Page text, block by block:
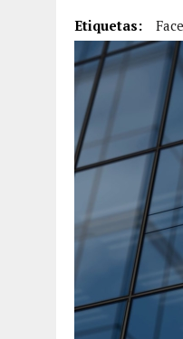
6 AGOSTO,
5 AGOSTO,
Etiquetas: